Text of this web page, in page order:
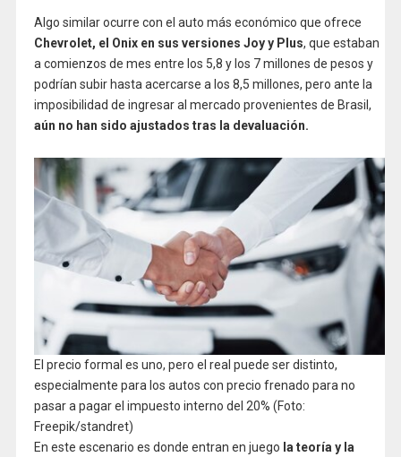
Algo similar ocurre con el auto más económico que ofrece
Chevrolet, el Onix en sus versiones Joy y Plus, que estaban
a comienzos de mes entre los 5,8 y los 7 millones de pesos y
podrían subir hasta acercarse a los 8,5 millones, pero ante la
imposibilidad de ingresar al mercado provenientes de Brasil,
aún no han sido ajustados tras la devaluación.
El precio formal es uno, pero el real puede ser distinto,
especialmente para los autos con precio frenado para no
pasar a pagar el impuesto interno del 20% (Foto:
Freepik/standret)
En este escenario es donde entran en juego la teoría y la